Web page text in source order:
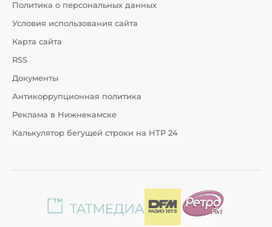
Политика о персональных данных
Условия использования сайта
Карта сайта
RSS
Документы
Антикоррупционная политика
Реклама в Нижнекамске
Калькулятор бегущей строки на НТР 24